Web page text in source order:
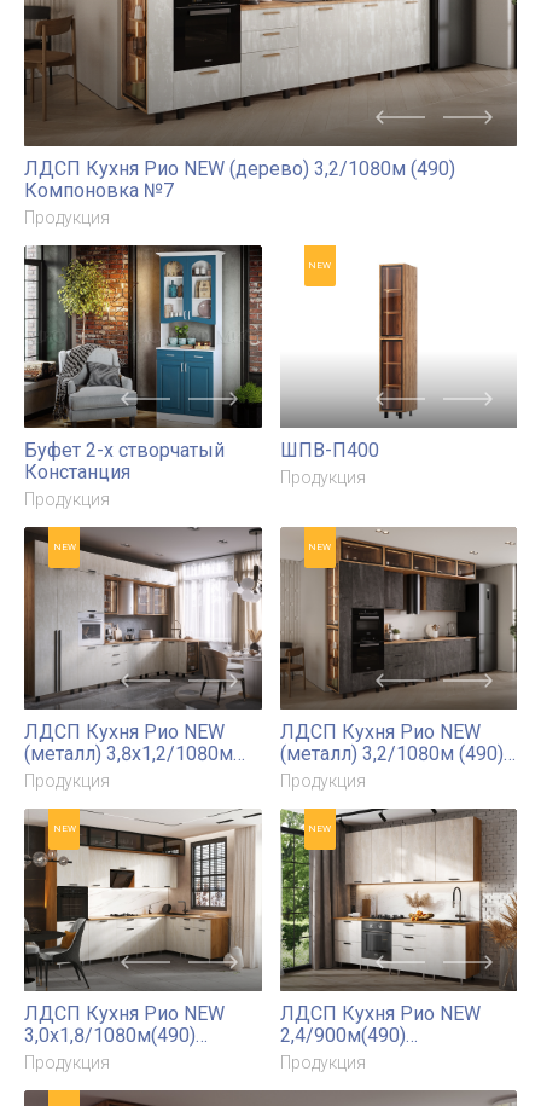
ЛДСП Кухня Рио NEW (дерево) 3,2/1080м (490)
Компоновка №7
Продукция
Буфет 2-х створчатый
Констанция
Продукция
NEW
ШПВ-П400
Продукция
NEW
ЛДСП Кухня Рио NEW
(металл) 3,8х1,2/1080м
(490) Компоновка №7
Продукция
NEW
ЛДСП Кухня Рио NEW
(металл) 3,2/1080м (490)
Компоновка №7
Продукция
NEW NEW